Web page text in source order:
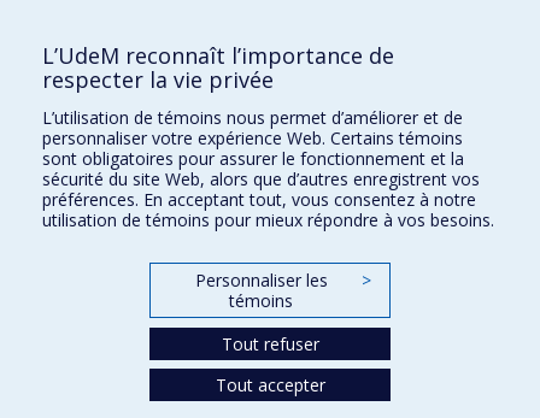
Écoles
Orthophonie et audiologie
Réadaptation
Directions
L’UdeM reconnaît l’importance de
respecter la vie privée
L’utilisation de témoins nous permet d’améliorer et de
personnaliser votre expérience Web. Certains témoins
sont obligatoires pour assurer le fonctionnement et la
sécurité du site Web, alors que d’autres enregistrent vos
préférences. En acceptant tout, vous consentez à notre
utilisation de témoins pour mieux répondre à vos besoins.
Personnaliser les
témoins
>
Tout refuser
Tout accepter